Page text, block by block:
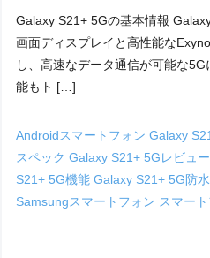
Galaxy S21+ 5Gの基本情報
画面ディスプレイと高性能な
し、高速なデータ通信が可能な
能もト […]
AndroidスマートフォンGalaxy
スペックGalaxy S21+ 5Gレビュ
S21+ 5G機能Galaxy S21+ 5G防水
Samsungスマートフォン スマー